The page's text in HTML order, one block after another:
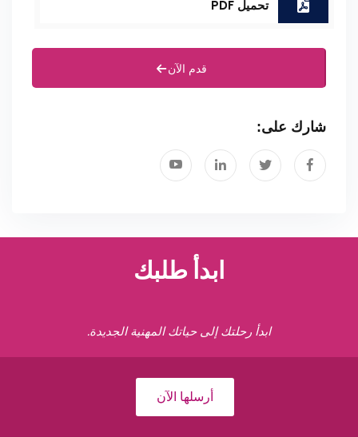
تحميل PDF
قدم الآن
شارك على:
ابدأ طلبك
ابدأ رحلتك إلى حياتك المهنية الجديدة.
أرسلها الآن